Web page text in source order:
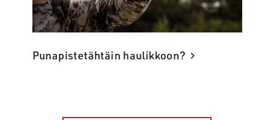
Punapistetähtäin haulikkoon?